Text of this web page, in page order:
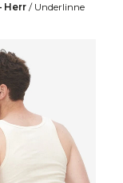
Herr / Underlinne